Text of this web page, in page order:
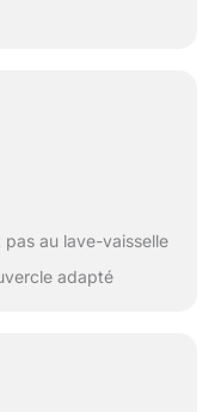
au lave-vaisselle
adapté